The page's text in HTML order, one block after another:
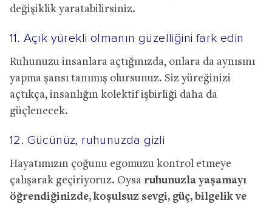
değişiklik yaratabilirsiniz.
11. Açık yürekli olmanın güzelliğini fark edin
Ruhunuzu insanlara açtığınızda, onlara da aynısını
yapma şansı tanımış olursunuz. Siz yüreğinizi
açtıkça, insanlığın kolektif işbirliği daha da
güçlenecek.
12. Gücünüz, ruhunuzda gizli
Hayatımızın çoğunu egomuzu kontrol etmeye
çalışarak geçiriyoruz. Oysa ruhunuzla yaşamayı
öğrendiğinizde, koşulsuz sevgi, güç, bilgelik ve